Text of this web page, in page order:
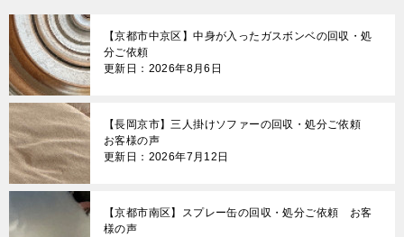
【京都市中京区】中身が入ったガスボンベの回収・処
分ご依頼
更新日：2026年8月6日
【長岡京市】三人掛けソファーの回収・処分ご依頼
お客様の声
更新日：2026年7月12日
【京都市南区】スプレー缶の回収・処分ご依頼 お客
様の声